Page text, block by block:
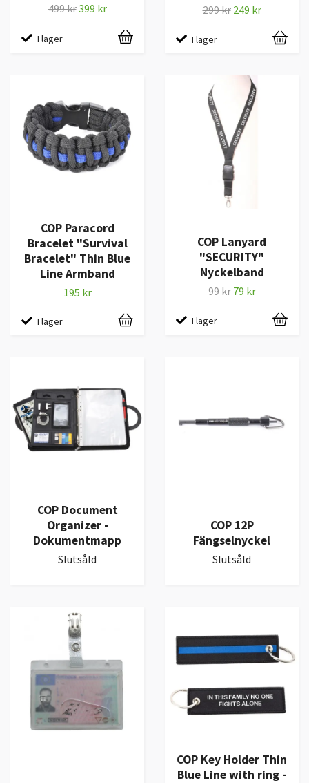
499 kr399 kr
I lager
299 kr 249 kr
I lager
COP Paracord
Bracelet "Survival
Bracelet" Thin Blue
Line Armband
195 kr
I lager
COP Lanyard
"SECURITY"
Nyckelband
99 kr 79 kr
I lager
COP Document
Organizer -
Dokumentmapp
Slutsåld
COP 12P
Fängselnyckel
Slutsåld
COP Key Holder Thin
Blue Line with ring -